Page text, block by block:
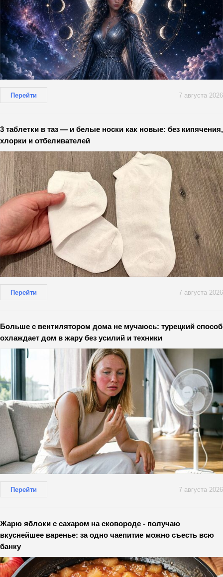
Перейти 7 августа 2026
3 таблетки в таз — и белые носки как новые: без кипячения,
хлорки и отбеливателей
Перейти 7 августа 2026
Больше с вентилятором дома не мучаюсь: турецкий способ
охлаждает дом в жару без усилий и техники
Перейти 7 августа 2026
Жарю яблоки с сахаром на сковороде - получаю
вкуснейшее варенье: за одно чаепитие можно съесть всю
банку